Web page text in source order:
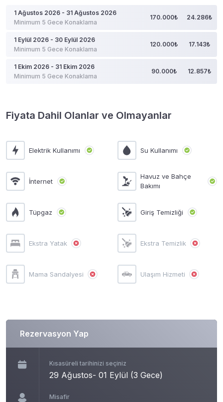
Rezervasyon Yap
Kısasüreli tarihinizi seçiniz
Misafir
1 Ağustos 2026 - 31 Ağustos 2026
Minimum 5 Gece Konaklama
170.000₺ 24.286₺
1 Eylül 2026 - 30 Eylül 2026
Minimum 5 Gece Konaklama
120.000₺ 17.143₺
1 Ekim 2026 - 31 Ekim 2026
Minimum 5 Gece Konaklama
90.000₺ 12.857₺
Fiyata Dahil Olanlar ve Olmayanlar
Elektrik Kullanımı Su Kullanımı
İnternet
Havuz ve Bahçe
Bakımı
Tüpgaz Giriş Temizliği
Ekstra Yatak Ekstra Temizlik
Mama Sandalyesi Ulaşım Hizmeti